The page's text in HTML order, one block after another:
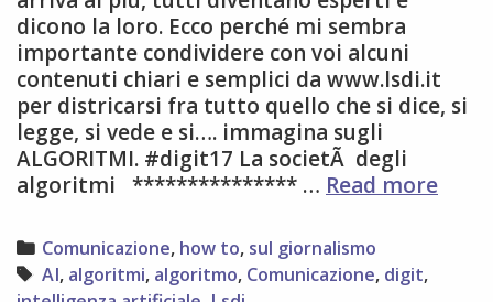
dicono la loro. Ecco perché mi sembra
importante condividere con voi alcuni
contenuti chiari e semplici da www.lsdi.it
per districarsi fra tutto quello che si dice, si
legge, si vede e si…. immagina sugli
ALGORITMI. #digit17 La societÃ degli
algoritmi *************** … Read more
Categories
Comunicazione, how to, sul giornalismo
Tags
AI, algoritmi, algoritmo, Comunicazione, digit,